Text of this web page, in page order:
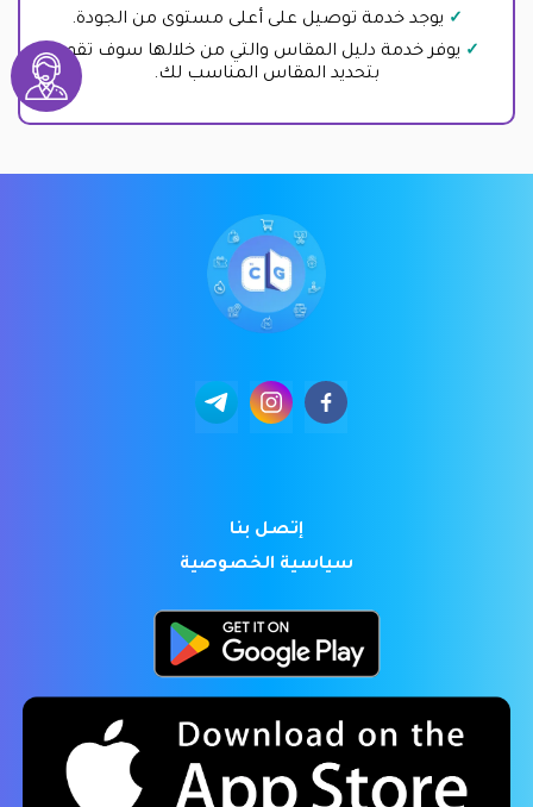
يوجد خدمة توصيل على أعلى مستوى من الجودة.
يوفر خدمة دليل المقاس والتي من خلالها سوف تقوم
بتحديد المقاس المناسب لك.
إتصل بنا
سياسية الخصوصية